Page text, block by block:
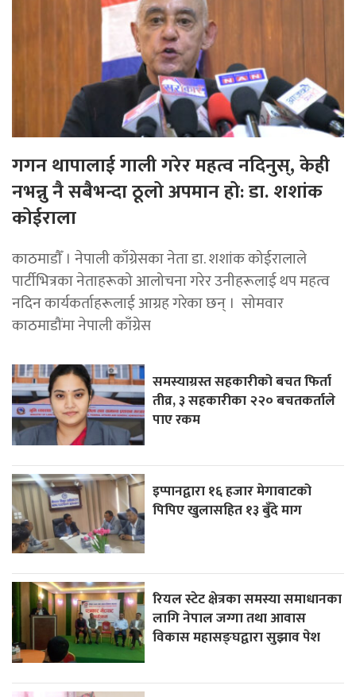
गगन थापालाई गाली गरेर महत्व नदिनुस्, केही
नभन्नु नै सबैभन्दा ठूलो अपमान हो: डा. शशांक
कोईराला
काठमाडाैँ । नेपाली काँग्रेसका नेता डा. शशांक कोईरालाले
पार्टीभित्रका नेताहरूको आलोचना गरेर उनीहरूलाई थप महत्व
नदिन कार्यकर्ताहरूलाई आग्रह गरेका छन् । सोमवार
काठमाडौंमा नेपाली काँग्रेस
समस्याग्रस्त सहकारीको बचत फिर्ता
तीव्र, ३ सहकारीका २२० बचतकर्ताले
पाए रकम
इप्पानद्वारा १६ हजार मेगावाटको
पिपिए खुलासहित १३ बुँदे माग
रियल स्टेट क्षेत्रका समस्या समाधानका
लागि नेपाल जग्गा तथा आवास
विकास महासङ्घद्वारा सुझाव पेश